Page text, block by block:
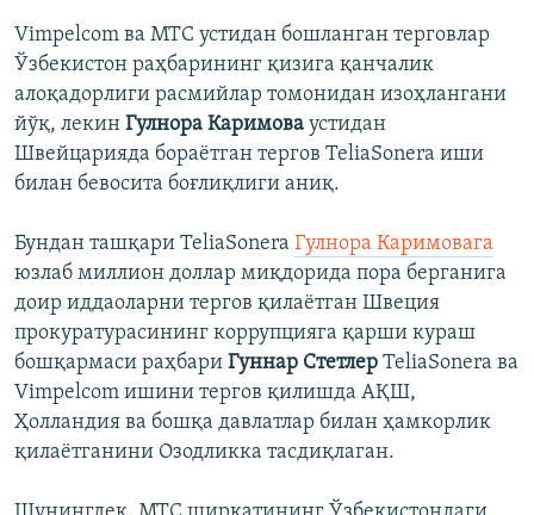
Vimpelcom ва МТС устидан бошланган терговлар
Ўзбекистон раҳбарининг қизига қанчалик
алоқадорлиги расмийлар томонидан изоҳлангани
йўқ, лекин Гулнора Каримова устидан
Швейцарияда бораётган тергов TeliaSonera иши
билан бевосита боғлиқлиги аниқ.
Бундан ташқари TeliaSonera Гулнора Каримовага
юзлаб миллион доллар миқдорида пора берганига
доир иддаоларни тергов қилаётган Швеция
прокуратурасининг коррупцияга қарши кураш
бошқармаси раҳбари Гуннар Стетлер TeliaSonera ва
Vimpelcom ишини тергов қилишда АҚШ,
Ҳолландия ва бошқа давлатлар билан ҳамкорлик
қилаётганини Озодликка тасдиқлаган.